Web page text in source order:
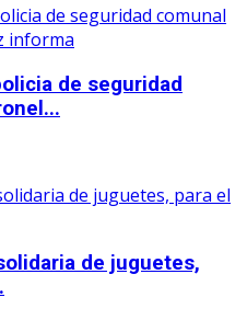
de seguridad
de juguetes,